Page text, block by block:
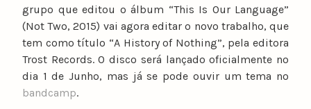
grupo que editou o álbum “This Is Our Language”
(Not Two, 2015) vai agora editar o novo trabalho, que
tem como título “A History of Nothing”, pela editora
Trost Records. O disco será lançado oficialmente no
dia 1 de Junho, mas já se pode ouvir um tema no
bandcamp.